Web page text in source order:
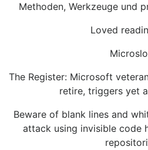
Methoden, Werkzeuge und
Loved
The Register: Microsoft
retire, triggers yet
Beware of blank lines and
attack using invisible code